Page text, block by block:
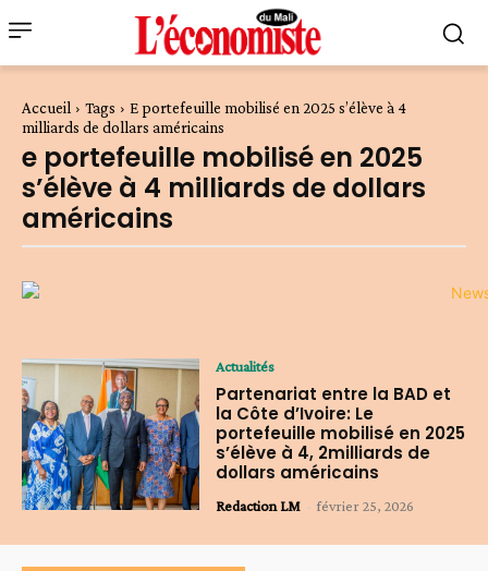
Accueil Tags
E portefeuille mobilisé en 2025 s’élève à 4
milliards de dollars américains
e portefeuille mobilisé en 2025
s’élève à 4 milliards de dollars
américains
Actualités
Partenariat entre la BAD et
la Côte d’Ivoire: Le
portefeuille mobilisé en 2025
s’élève à 4, 2milliards de
dollars américains
Redaction LM - février 25, 2026